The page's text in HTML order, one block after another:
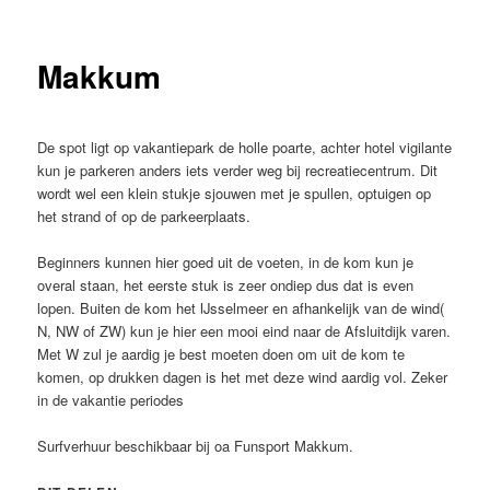
Makkum
De spot ligt op vakantiepark de holle poarte, achter hotel vigilante
kun je parkeren anders iets verder weg bij recreatiecentrum. Dit
wordt wel een klein stukje sjouwen met je spullen, optuigen op
het strand of op de parkeerplaats.
Beginners kunnen hier goed uit de voeten, in de kom kun je
overal staan, het eerste stuk is zeer ondiep dus dat is even
lopen. Buiten de kom het IJsselmeer en afhankelijk van de wind(
N, NW of ZW) kun je hier een mooi eind naar de Afsluitdijk varen.
Met W zul je aardig je best moeten doen om uit de kom te
komen, op drukken dagen is het met deze wind aardig vol. Zeker
in de vakantie periodes
Surfverhuur beschikbaar bij oa Funsport Makkum.